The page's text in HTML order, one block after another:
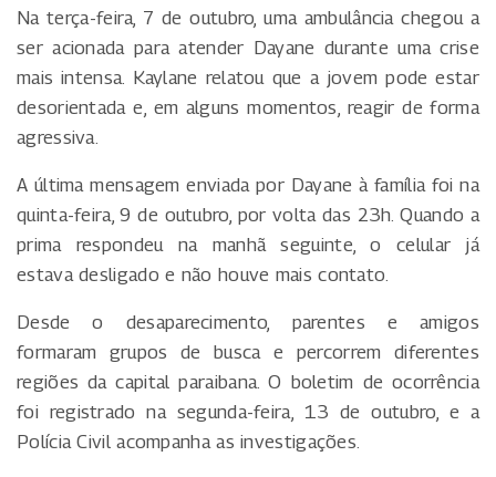
Na terça-feira, 7 de outubro, uma ambulância chegou a
ser acionada para atender Dayane durante uma crise
mais intensa. Kaylane relatou que a jovem pode estar
desorientada e, em alguns momentos, reagir de forma
agressiva.
A última mensagem enviada por Dayane à família foi na
quinta-feira, 9 de outubro, por volta das 23h. Quando a
prima respondeu na manhã seguinte, o celular já
estava desligado e não houve mais contato.
Desde o desaparecimento, parentes e amigos
formaram grupos de busca e percorrem diferentes
regiões da capital paraibana. O boletim de ocorrência
foi registrado na segunda-feira, 13 de outubro, e a
Polícia Civil acompanha as investigações.